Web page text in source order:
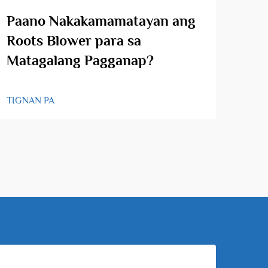
Paano Nakakamamatayan ang
Roots Blower para sa
Matagalang Pagganap?
TIGNAN PA